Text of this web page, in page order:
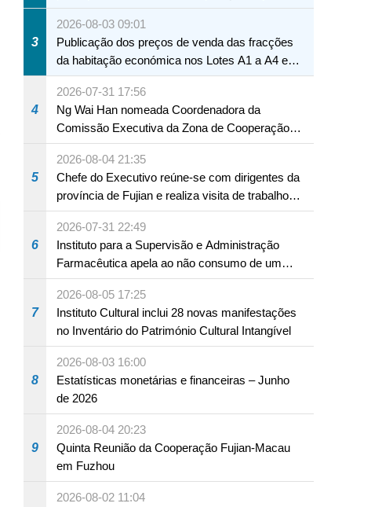
Macau
3
2026-08-03 09:01
Publicação dos preços de venda das fracções
da habitação económica nos Lotes A1 a A4 e
A12 da Zona A dos Novos Aterros
4
2026-07-31 17:56
Ng Wai Han nomeada Coordenadora da
Comissão Executiva da Zona de Cooperação
Aprofundada entre Guangdong e Macau em
Hengqin
5
2026-08-04 21:35
Chefe do Executivo reúne-se com dirigentes da
província de Fujian e realiza visita de trabalho
em Fuzhou
6
2026-07-31 22:49
Instituto para a Supervisão e Administração
Farmacêutica apela ao não consumo de um
produto com substâncias medicamentosas
ocidentais
7
2026-08-05 17:25
Instituto Cultural inclui 28 novas manifestações
no Inventário do Património Cultural Intangível
8
2026-08-03 16:00
Estatísticas monetárias e financeiras – Junho
de 2026
9
2026-08-04 20:23
Quinta Reunião da Cooperação Fujian-Macau
em Fuzhou
2026-08-02 11:04